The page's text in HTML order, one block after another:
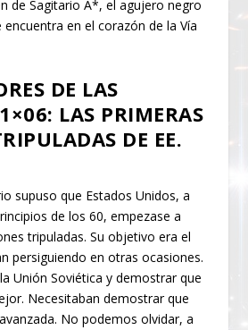
de Sagitario A*, el agujero negro
en el corazón de la Vía
DE LAS
LAS PRIMERAS
DE EE.
supuso que Estados Unidos, a
de los 60, empezase a
tripuladas. Su objetivo era el
persiguiendo en otras ocasiones.
Unión Soviética y demostrar que
Necesitaban demostrar que
No podemos olvidar, a